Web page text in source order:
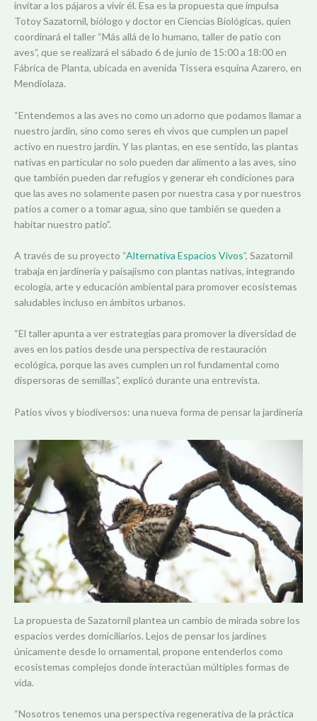
invitar a los pájaros a vivir él. Esa es la propuesta que impulsa
Totoy Sazatornil, biólogo y doctor en Ciencias Biológicas, quien
coordinará el taller “Más allá de lo humano, taller de patio con
aves”, que se realizará el sábado 6 de junio de 15:00 a 18:00 en
Fábrica de Planta, ubicada en avenida Tissera esquina Azarero, en
Mendiolaza.
“Entendemos a las aves no como un adorno que podamos llamar a
nuestro jardín, sino como seres eh vivos que cumplen un papel
activo en nuestro jardín. Y las plantas, en ese sentido, las plantas
nativas en particular no solo pueden dar alimento a las aves, sino
que también pueden dar refugios y generar eh condiciones para
que las aves no solamente pasen por nuestra casa y por nuestros
patios a comer o a tomar agua, sino que también se queden a
habitar nuestro patio”.
A través de su proyecto “Alternativa Espacios Vivos”, Sazatornil
trabaja en jardinería y paisajismo con plantas nativas, integrando
ecología, arte y educación ambiental para promover ecosistemas
saludables incluso en ámbitos urbanos.
“El taller apunta a ver estrategias para promover la diversidad de
aves en los patios desde una perspectiva de restauración
ecológica, porque las aves cumplen un rol fundamental como
dispersoras de semillas”, explicó durante una entrevista.
Patios vivos y biodiversos: una nueva forma de pensar la jardinería
La propuesta de Sazatornil plantea un cambio de mirada sobre los
espacios verdes domiciliarios. Lejos de pensar los jardines
únicamente desde lo ornamental, propone entenderlos como
ecosistemas complejos donde interactúan múltiples formas de
vida.
“Nosotros tenemos una perspectiva regenerativa de la práctica